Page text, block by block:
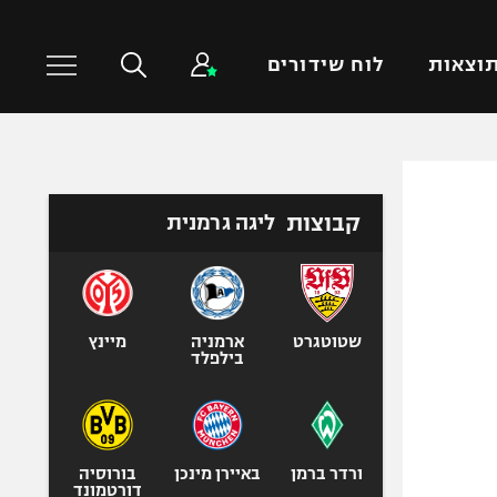
תוצאות לוח שידורים
טניס
כדורעף
ג'ודו
ספורט אולימפי
קבוצות ליגה גרמנית
שטוטגרט
ארמניה
בילפלד
מיינץ
ורדר ברמן באיירן מינכן
בורוסיה
דורטמונד